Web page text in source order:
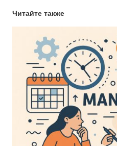
Читайте также